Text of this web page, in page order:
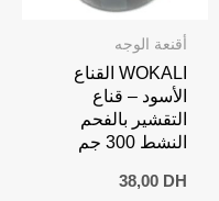
أقنعة الوجه
WOKALI القناع
الأسود – قناع
التقشير بالفحم
النشط 300 جم
38,00 DH